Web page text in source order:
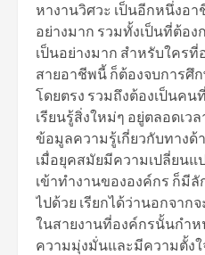
หางานวิศวะ เป็นอีกหนึ่งอ
อย่างมาก รวมทั้งเป็นที่ต้อ
เป็นอย่างมาก สำหรับใคร
สายอาชีพนี้ ก็ต้องจบการศึ
โดยตรง รวมถึงต้องเป็นค
เรียนรู้สิ่งใหม่ๆ อยู่ตลอดเว
ข้อมูลความรู้เกี่ยวกับทางด้
เมื่อยุคสมัยมีความเปลี่ยนแ
เข้าทำงานขององค์กร ก็มี
ไปด้วย เรียกได้ว่านอกจาก
ในสายงานที่องค์กรนั้นกำ
ความมุ่งมั่นและมีความตั้ง